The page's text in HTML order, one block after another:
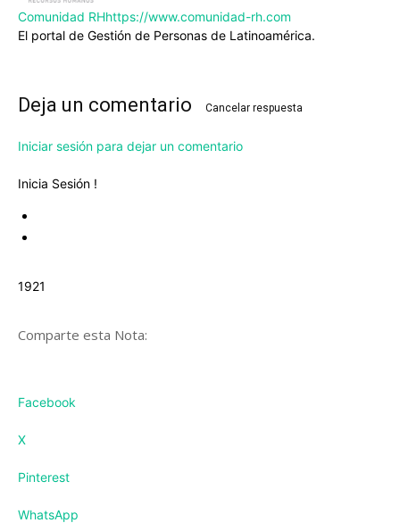
Comunidad RHhttps://www.comunidad-rh.com
El portal de Gestión de Personas de Latinoamérica.
Deja un comentario Cancelar respuesta
Iniciar sesión para dejar un comentario
Inicia Sesión !
1921
Comparte esta Nota:
Facebook
X
Pinterest
WhatsApp